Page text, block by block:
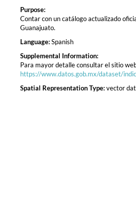
Purpose:
Contar con un catálogo actualizado
Guanajuato.
Language:Spanish
Supplemental Information:
Para mayor detalle consultar el sitio
https://www.datos.gob.mx/dataset/
Spatial Representation Type:vector